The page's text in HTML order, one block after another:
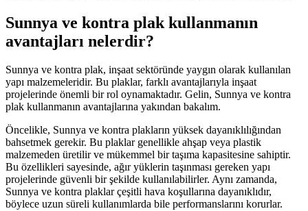
Sunnya ve kontra plak kullanmanın
avantajları nelerdir?
Sunnya ve kontra plak, inşaat sektöründe yaygın olarak kullanılan
yapı malzemeleridir. Bu plaklar, farklı avantajlarıyla inşaat
projelerinde önemli bir rol oynamaktadır. Gelin, Sunnya ve kontra
plak kullanmanın avantajlarına yakından bakalım.
Öncelikle, Sunnya ve kontra plakların yüksek dayanıklılığından
bahsetmek gerekir. Bu plaklar genellikle ahşap veya plastik
malzemeden üretilir ve mükemmel bir taşıma kapasitesine sahiptir.
Bu özellikleri sayesinde, ağır yüklerin taşınması gereken yapı
projelerinde güvenli bir şekilde kullanılabilirler. Aynı zamanda,
Sunnya ve kontra plaklar çeşitli hava koşullarına dayanıklıdır,
böylece uzun süreli kullanımlarda bile performanslarını korurlar.